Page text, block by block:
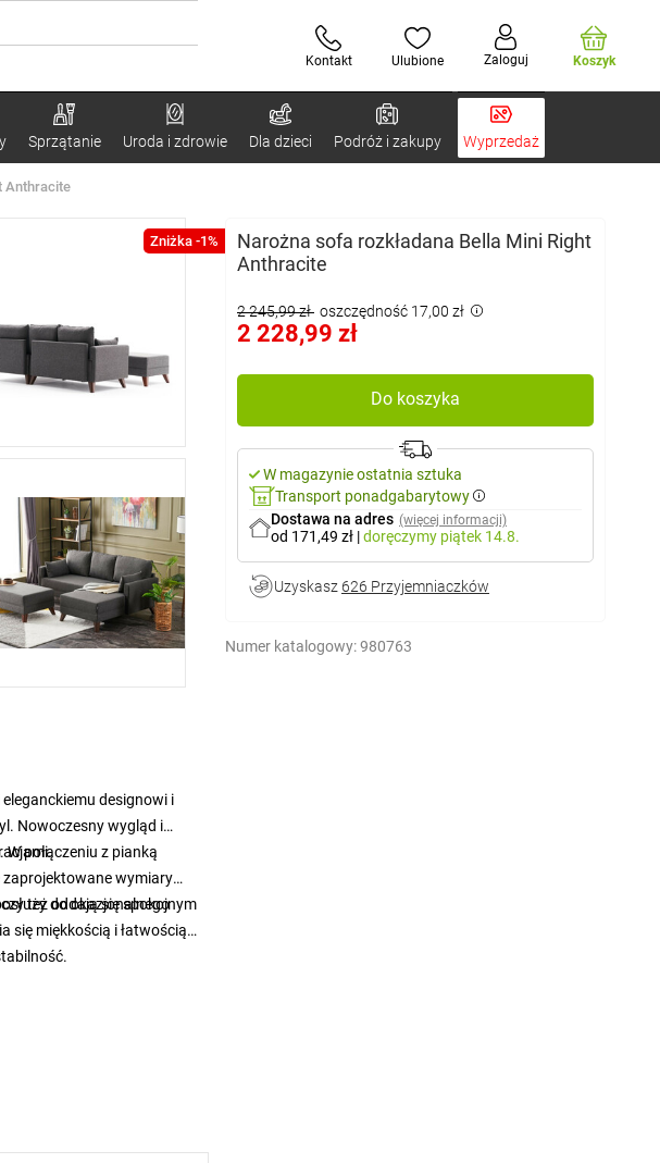
Kontakt Ulubione Zaloguj Koszyk
Sprzątanie Uroda i zdrowie Dla dzieci Podróż i zakupy Wyprzedaż
Anthracite
Zniżka -1%
Narożna sofa rozkładana Bella Mini Right
Anthracite
2 245,99 zł oszczędność 17,00 zł
2 228,99 zł
Do koszyka
W magazynie ostatnia sztuka
Transport ponadgabarytowy
Dostawa na adres (więcej informacji)
od 171,49 zł |doręczymy piątek 14.8.
Uzyskasz 626 Przyjemniaczków
Numer katalogowy:980763
designowi i
Nowoczesny wygląd i
połączeniu z pianką
zaprojektowane wymiary
też oddają się spokojnym
do okazjonalnego
się miękkością i łatwością